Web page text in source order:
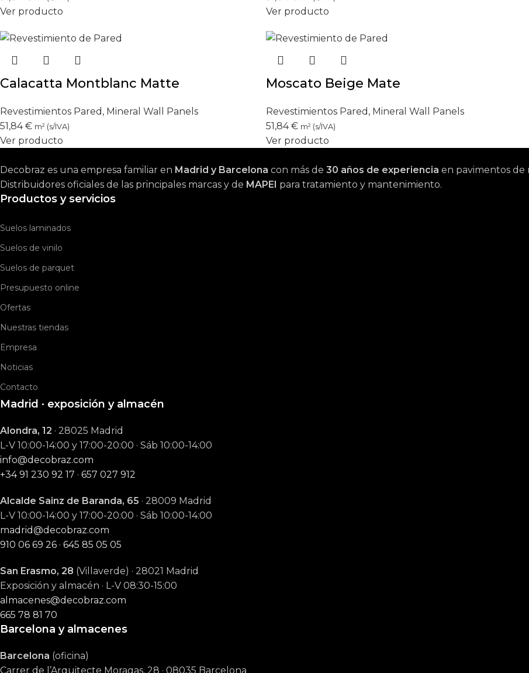
Ver producto Ver producto
Calacatta Montblanc Matte
Revestimientos Pared , Mineral Wall Panels
51,84€ m² (s/IVA)
Ver producto
Moscato Beige Mate
Revestimientos Pared , Mineral Wall Panels
51,84€ m² (s/IVA)
Ver producto
Decobraz es una empresa familiar en Madrid y Barcelona con más de 30 años de experiencia en pavimentos de
Distribuidores oficiales de las principales marcas y de MAPEI para tratamiento y mantenimiento.
Productos y servicios
Suelos laminados
Suelos de vinilo
Suelos de parquet
Presupuesto online
Ofertas
Nuestras tiendas
Empresa
Noticias
Contacto
Madrid · exposición y almacén
Alondra, 12 · 28025 Madrid
L-V 10:00-14:00 y 17:00-20:00 · Sáb 10:00-14:00
info@decobraz.com
+34 91 230 92 17 · 657 027 912
Alcalde Sainz de Baranda, 65 · 28009 Madrid
L-V 10:00-14:00 y 17:00-20:00 · Sáb 10:00-14:00
madrid@decobraz.com
910 06 69 26 · 645 85 05 05
San Erasmo, 28 (Villaverde) · 28021 Madrid
Exposición y almacén · L-V 08:30-15:00
almacenes@decobraz.com
665 78 81 70
Barcelona y almacenes
Barcelona (oficina)
Carrer de l’Arquitecte Moragas, 28 · 08035 Barcelona